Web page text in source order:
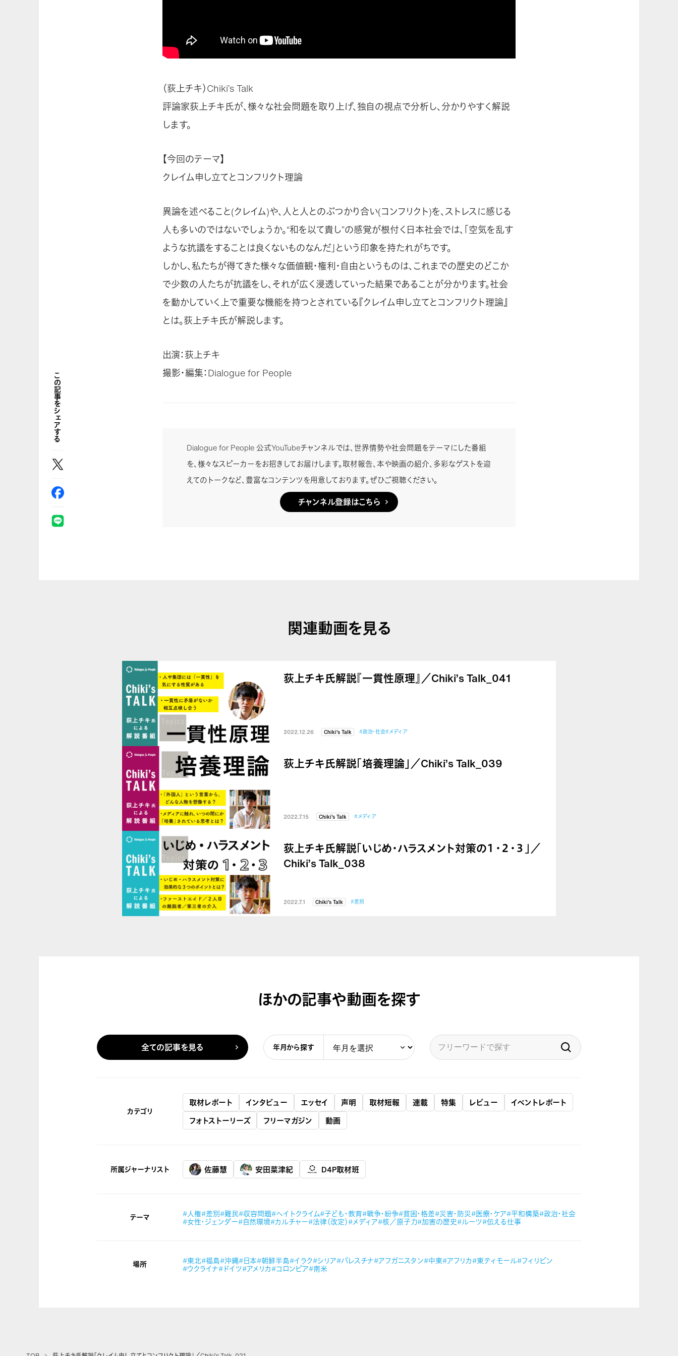
（荻上チキ）Chiki’s Talk
評論家荻上チキ氏が、様々な社会問題を取り上げ、独自の視点で分析し、分かりやすく解説
します。
【今回のテーマ】
クレイム申し立てとコンフリクト理論
異論を述べること(クレイム)や、人と人とのぶつかり合い(コンフリクト)を、ストレスに感じる
人も多いのではないでしょうか。“和を以て貴し”の感覚が根付く日本社会では、「空気を乱す
ような抗議をすることは良くないものなんだ」という印象を持たれがちです。
しかし、私たちが得てきた様々な価値観・権利・自由というものは、これまでの歴史のどこか
で少数の人たちが抗議をし、それが広く浸透していった結果であることが分かります。社会
を動かしていく上で重要な機能を持つとされている『クレイム申し立てとコンフリクト理論』
とは。荻上チキ氏が解説します。
出演：荻上チキ
撮影・編集：Dialogue for People
Dialogue for People 公式YouTubeチャンネルでは、世界情勢や社会問題をテーマにした番組
を、様々なスピーカーをお招きしてお届けします。取材報告、本や映画の紹介、多彩なゲストを迎
えてのトークなど、豊富なコンテンツを用意しております。ぜひご視聴ください。
チャンネル登録はこちら
この記事をシェアする
関連動画を見る
荻上チキ氏解説『一貫性原理』／Chiki’s Talk_041
2022.12.26 Chiki's Talk #政治・社会#メディア
荻上チキ氏解説「培養理論」／Chiki’s Talk_039
2022.7.15 Chiki's Talk #メディア
荻上チキ氏解説「いじめ・ハラスメント対策の１・２・３」／
Chiki’s Talk_038
2022.7.1 Chiki's Talk #差別
ほかの記事や動画を探す
全ての記事を見る 年月から探す
カテゴリ
取材レポート インタビュー エッセイ 声明 取材短報 連載 特集 レビュー
イベントレポート
フォトストーリーズ
フリーマガジン 動画
所属ジャーナリスト 佐藤慧 安田菜津紀 D4P取材班
テーマ #人権#差別#難民#収容問題#ヘイトクライム#子ども・教育#戦争・紛争#貧困・格差#災害・防災#医療・ケア#平和構築#政治・社会
#女性・ジェンダー#自然環境#カルチャー#法律（改定）#メディア#核／原子力#加害の歴史#ルーツ#伝える仕事
場所 #東北#福島#沖縄#日本#朝鮮半島#イラク#シリア#パレスチナ#アフガニスタン#中東#アフリカ#東ティモール#フィリピン
#ウクライナ#ドイツ#アメリカ#コロンビア#南米